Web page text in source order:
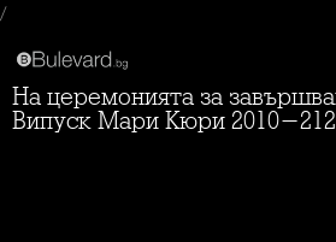
/
На церемонията за завършване на ЕНА
Випуск Мари Кюри 2010-212